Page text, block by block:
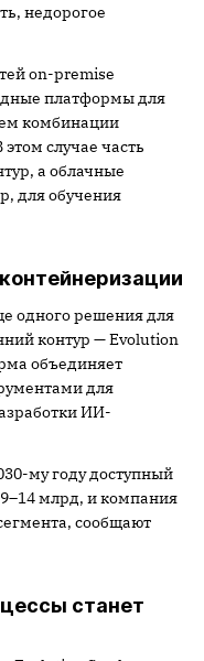
недорогое
on-premise
платформы для
комбинации
случае часть
а облачные
для обучения
одного решения для
контур — Evolution
объединяет
для
ИИ-
му году доступный
млрд, и компания
сообщают
станет